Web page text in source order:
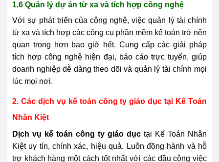
1.6 Quản lý dự án từ xa và tích hợp công nghệ
Với sự phát triển của công nghệ, việc quản lý tài chính
từ xa và tích hợp các công cụ phần mềm kế toán trở nên
quan trọng hơn bao giờ hết. Cung cấp các giải pháp
tích hợp công nghệ hiện đại, báo cáo trực tuyến, giúp
doanh nghiệp dễ dàng theo dõi và quản lý tài chính mọi
lúc mọi nơi.
2. Các dịch vụ kế toán công ty giáo dục tại Kế Toán
Nhân Kiệt
Dịch vụ kế toán công ty giáo dục tại Kế Toán Nhân
Kiệt uy tín, chính xác, hiệu quả. Luôn đồng hành và hỗ
trợ khách hàng một cách tốt nhất với các đầu công việc